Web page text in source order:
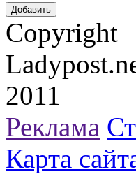
Copyright
2011
Реклама
Карта